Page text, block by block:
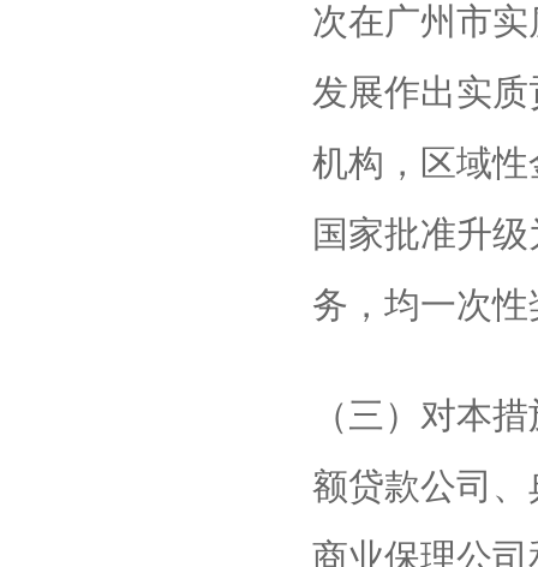
次在广州市
发展作出实
机构，区域
国家批准升
务，均一次性
（三）对本
额贷款公司
商业保理公